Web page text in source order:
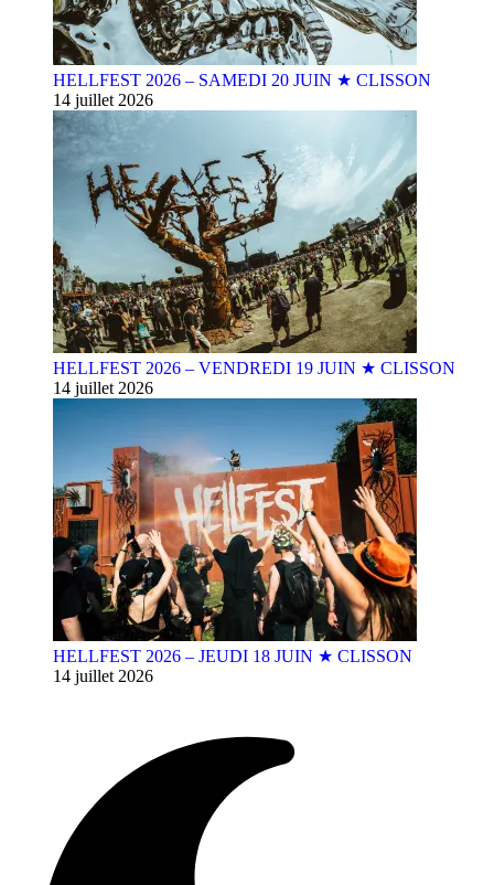
HELLFEST 2026 – SAMEDI 20 JUIN ★ CLISSON
14 juillet 2026
HELLFEST 2026 – VENDREDI 19 JUIN ★ CLISSON
14 juillet 2026
HELLFEST 2026 – JEUDI 18 JUIN ★ CLISSON
14 juillet 2026